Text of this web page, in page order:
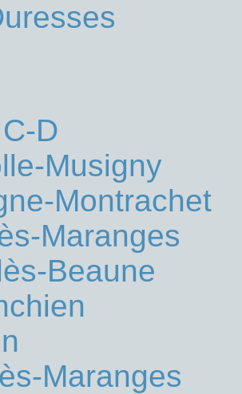
D
Musigny
Montrachet
Maranges
Beaune
Maranges